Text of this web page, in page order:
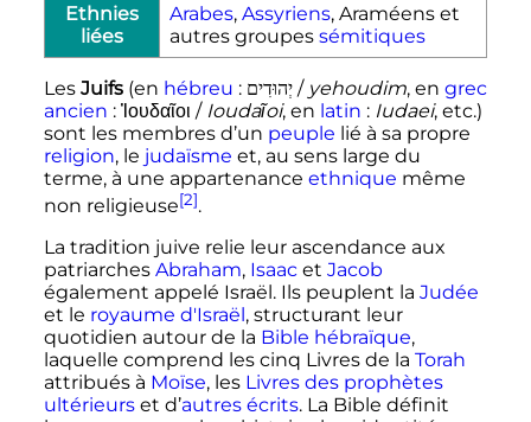
Ethnies
liées
Arabes, Assyriens, Araméens et
autres groupes sémitiques
Les Juifs(en hébreu : יְהוּדִים/ yehoudim, en grec
ancien : Ἰουδαῖοι / Ioudaĩoi, en latin : Iudaei, etc.)
sont les membres d’un peuple lié à sa propre
religion, le judaïsme et, au sens large du
terme, à une appartenance ethnique même
non religieuse[2].
La tradition juive relie leur ascendance aux
patriarches Abraham, Isaacet Jacob
également appelé Israël. Ils peuplent la Judée
et le royaume d'Israël, structurant leur
quotidien autour de la Bible hébraïque,
laquelle comprend les cinq Livres de la Torah
attribués à Moïse, les Livres des prophètes
ultérieurset d’autres écrits. La Bible définit